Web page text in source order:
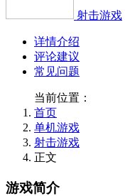
射击游戏
详情介绍
评论建议
常见问题
当前位置：
首页
单机游戏
射击游戏
正文
游戏简介